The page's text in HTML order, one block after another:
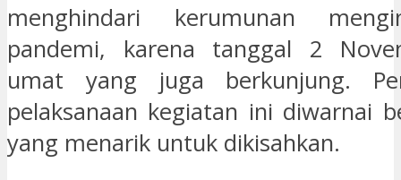
menghindari kerumunan
pandemi, karena tanggal 2
umat yang juga berkunjung.
pelaksanaan kegiatan ini diwarnai
yang menarik untuk dikisahkan.